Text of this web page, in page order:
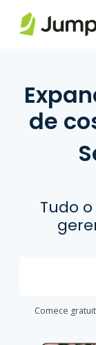
de
Tudo
Comece